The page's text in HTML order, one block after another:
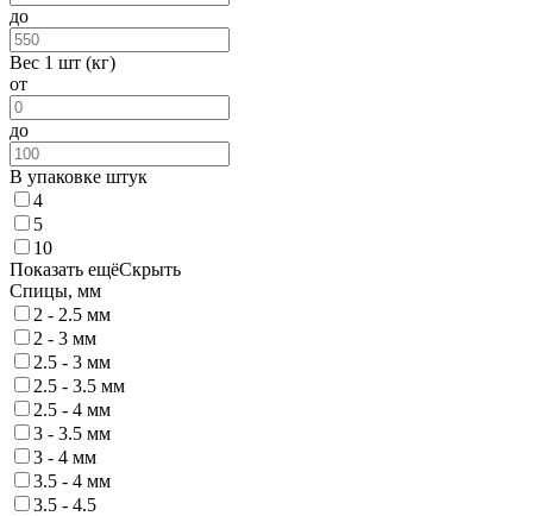
до
Вес 1 шт (кг)
от
до
В упаковке штук
4
5
10
Показать ещёСкрыть
Спицы, мм
2 - 2.5 мм
2 - 3 мм
2.5 - 3 мм
2.5 - 3.5 мм
2.5 - 4 мм
3 - 3.5 мм
3 - 4 мм
3.5 - 4 мм
3.5 - 4.5